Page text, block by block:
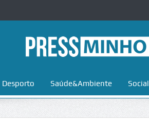
Desporto Saúde&Ambiente Social